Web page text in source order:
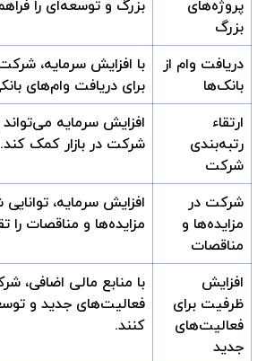
پروژه‌های
بزرگ
بزرگ و توسعه‌ای را
دریافت وام از
بانک‌ها
با افزایش سرمایه،
برای دریافت وام‌های
ارتقاء
رتبه‌بندی
شرکت
افزایش سرمایه
شرکت در بازار کمک کند.
شرکت در
مزایده‌ها و
مناقصات
افزایش سرمایه،
مزایده‌ها و مناقصات
افزایش
ظرفیت برای
فعالیت‌های
جدید
با منابع مالی اضافی،
فعالیت‌های جدید و
کنند.